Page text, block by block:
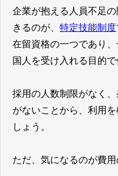
介護業界採用
外食業界採用
業種別資料ダウンロ
ード
企業が抱える人員不足
きるのが、 特定技能制度
在留資格の一つであり
国人を受け入れる目的で
採用の人数制限がなく
がないことから、利用
しょう。
ただ、気になるのが費用